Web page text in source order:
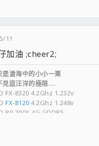
11
加油 ;cheer2;
是滄海中的小小一粟
見這汪洋的極限.....
FX-8320 4.2Ghz 1.232v
FX-8120 4.2Ghz 1.248v
R9 290X 4G GDDR5